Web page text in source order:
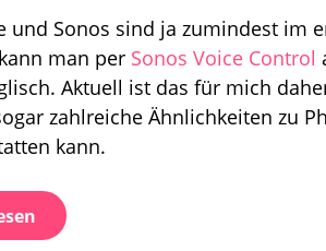
und Sonos sind ja zumindest im
man per Sonos Voice Control
Aktuell ist das für mich
zahlreiche Ähnlichkeiten zu
kann.